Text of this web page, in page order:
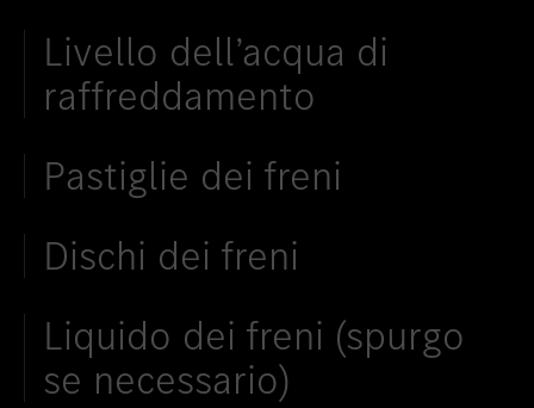
Livello dell’acqua di
raffreddamento
Pastiglie dei freni
Dischi dei freni
Liquido dei freni (spurgo
se necessario)